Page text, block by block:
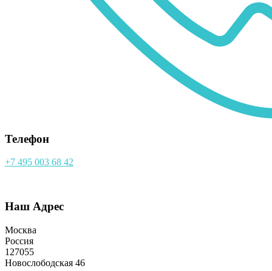
Телефон
+7 495 003 68 42
Наш Адрес
Москва
Россия
127055
Новослободская 46